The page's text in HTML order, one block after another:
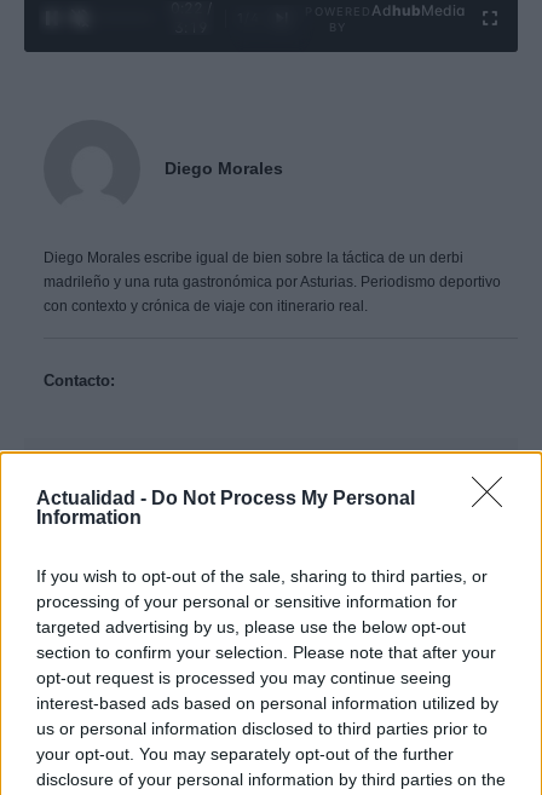
Actualidad - Do Not Process My Personal
Information
If you wish to opt-out of the sale, sharing to third parties, or
processing of your personal or sensitive information for
targeted advertising by us, please use the below opt-out
section to confirm your selection. Please note that after your
opt-out request is processed you may continue seeing
interest-based ads based on personal information utilized by
us or personal information disclosed to third parties prior to
your opt-out. You may separately opt-out of the further
disclosure of your personal information by third parties on the
Ad hubMedia
Diego Morales
Diego Morales escribe igual de bien sobre la táctica de un derbi
madrileño y una ruta gastronómica por Asturias. Periodismo deportivo
con contexto y crónica de viaje con itinerario real.
Contacto:
VIAJES